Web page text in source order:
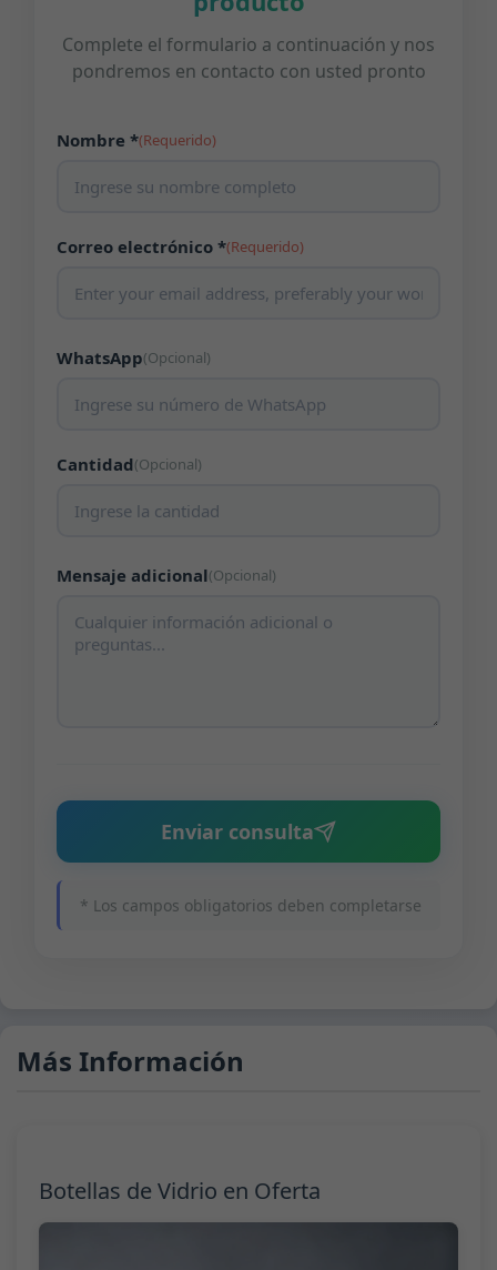
Complete el formulario a continuación y nos
pondremos en contacto con usted pronto
Nombre *(Requerido)
Correo electrónico *(Requerido)
WhatsApp(Opcional)
Cantidad(Opcional)
Mensaje adicional(Opcional)
Enviar consulta
* Los campos obligatorios deben completarse
Más Información
Botellas de Vidrio en Oferta